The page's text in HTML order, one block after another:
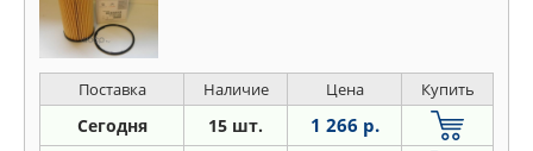
Поставка Наличие Цена Купить
Сегодня 15 шт. 1 266 р.